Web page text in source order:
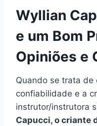
Wyllian
e um Bom
Opiniões e
Quando se trata de
confiabilidade e a
instrutor/instrutora
Capucci, o criante